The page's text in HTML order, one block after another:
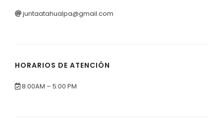
juntaatahualpa@gmail.com
HORARIOS DE ATENCIÓN
8:00AM – 5:00 PM